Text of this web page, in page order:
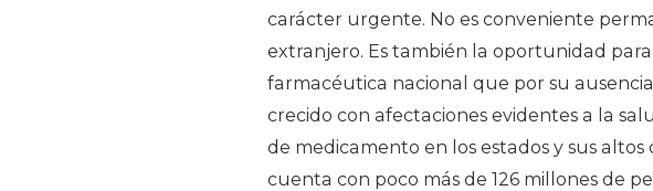
carácter urgente. No es conveniente
extranjero. Es también la oportunidad
farmacéutica nacional que por su
crecido con afectaciones evidentes a la
de medicamento en los estados y sus altos
cuenta con poco más de 126 millones de